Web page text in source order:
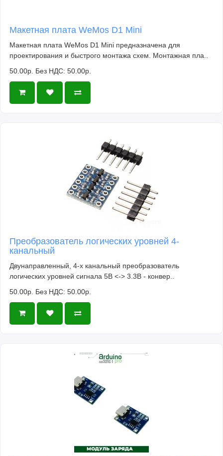
Макетная плата WeMos D1 Mini
Макетная плата WeMos D1 Mini предназначена для
проектирования и быстрого монтажа схем. Монтажная пла..
50.00р. Без НДС: 50.00р.
Преобразователь логических уровней 4-
канальный
Двунаправленный, 4-х канальный преобразователь
логических уровней сигнала 5В <-> 3.3В - конвер..
50.00р. Без НДС: 50.00р.